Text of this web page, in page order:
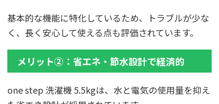
基本的な機能に特化しているため、トラブルが少な
く、長く安心して使える点も評価されています。
メリット②：省エネ・節水設計で経済的
one step 洗濯機 5.5kgは、水と電気の使用量を抑え